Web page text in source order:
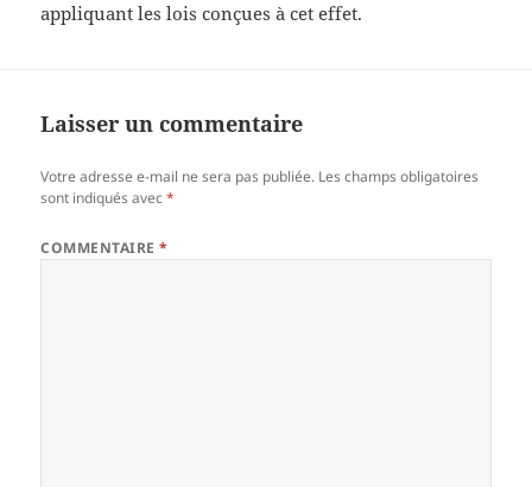
appliquant les lois conçues à cet effet.
Laisser un commentaire
Votre adresse e-mail ne sera pas publiée. Les champs obligatoires
sont indiqués avec*
COMMENTAIRE*